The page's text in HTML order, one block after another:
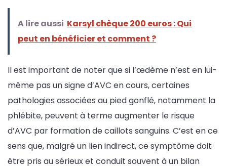
A lire aussi Karsyl chèque 200 euros : Qui
peut en bénéficier et comment ?
Il est important de noter que si l’œdème n’est en lui-
même pas un signe d’AVC en cours, certaines
pathologies associées au pied gonflé, notamment la
phlébite, peuvent à terme augmenter le risque
d’AVC par formation de caillots sanguins. C’est en ce
sens que, malgré un lien indirect, ce symptôme doit
être pris au sérieux et conduit souvent à un bilan